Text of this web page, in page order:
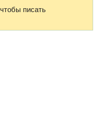
чтобы писать